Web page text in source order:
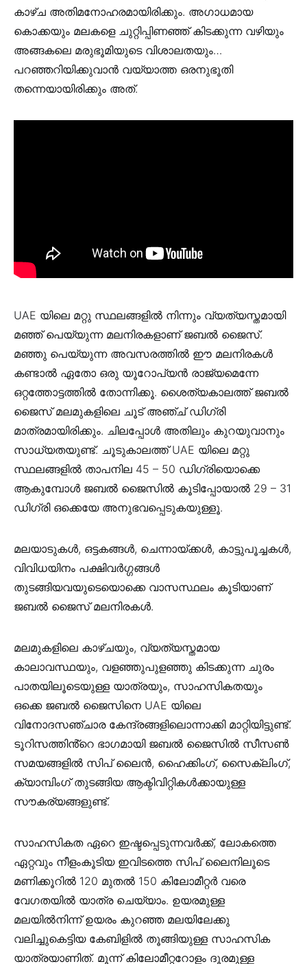
കാഴ്ച അതിമനോഹരമായിരിക്കും. അഗാധമായ
കൊക്കയും മലകളെ ചുറ്റിപ്പിണഞ്ഞ് കിടക്കുന്ന വഴിയും
അങ്ങകലെ മരുഭൂമിയുടെ വിശാലതയും…
പറഞ്ഞറിയിക്കുവാൻ വയ്യാത്ത ഒരനുഭൂതി
തന്നെയായിരിക്കും അത്.
UAE യിലെ മറ്റു സ്ഥലങ്ങളിൽ നിന്നും വ്യത്യസ്തമായി
മഞ്ഞ് പെയ്യുന്ന മലനിരകളാണ് ജബല്‍ ജൈസ്.
മഞ്ഞു പെയ്യുന്ന അവസരത്തിൽ ഈ മലനിരകള്‍
കണ്ടാൽ ഏതോ ഒരു യൂറോപ്യൻ രാജ്യമെന്നേ
ഒറ്റത്തോട്ടത്തിൽ തോന്നിക്കൂ. ശൈത്യകാലത്ത് ജബല്‍
ജൈസ് മലമുകളിലെ ചൂട് അഞ്ച് ഡിഗ്രി
മാത്രമായിരിക്കും. ചിലപ്പോൾ അതിലും കുറയുവാനും
സാധ്യതയുണ്ട്. ചൂടുകാലത്ത് UAE യിലെ മറ്റു
സ്ഥലങ്ങളിൽ താപനില 45 – 50 ഡിഗ്രിയൊക്കെ
ആകുമ്പോൾ ജബൽ ജൈസിൽ കൂടിപ്പോയാൽ 29 – 31
ഡിഗ്രി ഒക്കെയേ അനുഭവപ്പെടുകയുള്ളൂ.
മലയാടുകൾ, ഒട്ടകങ്ങൾ, ചെന്നായ്ക്കൾ, കാട്ടുപൂച്ചകൾ,
വിവിധയിനം പക്ഷിവർഗ്ഗങ്ങൾ
തുടങ്ങിയവയുടെയൊക്കെ വാസസ്ഥലം കൂടിയാണ്
ജബൽ ജൈസ് മലനിരകൾ.
മലമുകളിലെ കാഴ്ചയും, വ്യത്യസ്തമായ
കാലാവസ്ഥയും, വളഞ്ഞുപുളഞ്ഞു കിടക്കുന്ന ചുരം
പാതയിലൂടെയുള്ള യാത്രയും, സാഹസികതയും
ഒക്കെ ജബല്‍ ജൈസിനെ UAE യിലെ
വിനോദസഞ്ചാര കേന്ദ്രങ്ങളിലൊന്നാക്കി മാറ്റിയിട്ടുണ്ട്.
ടൂറിസത്തിൻ്റെ ഭാഗമായി ജബൽ ജൈസിൽ സീസൺ
സമയങ്ങളിൽ സിപ് ലൈൻ, ഹൈക്കിംഗ്, സൈക്ലിംഗ്,
ക്യാമ്പിംഗ് തുടങ്ങിയ ആക്ടിവിറ്റികൾക്കായുള്ള
സൗകര്യങ്ങളുണ്ട്.
സാഹസികത ഏറെ ഇഷ്ടപ്പെടുന്നവര്‍ക്ക്, ലോകത്തെ
ഏറ്റവും നീളംകൂടിയ ഇവിടത്തെ സിപ് ലൈനിലൂടെ
മണിക്കൂറില്‍ 120 മുതല്‍ 150 കിലോമീറ്റര്‍ വരെ
വേഗതയില്‍ യാത്ര ചെയ്യാം. ഉയരമുള്ള
മലയില്‍നിന്ന് ഉയരം കുറഞ്ഞ മലയിലേക്കു
വലിച്ചുകെട്ടിയ കേബിളില്‍ തൂങ്ങിയുള്ള സാഹസിക
യാത്രയാണിത്. മൂന്ന് കിലോമീറ്ററോളം ദൂരമുള്ള